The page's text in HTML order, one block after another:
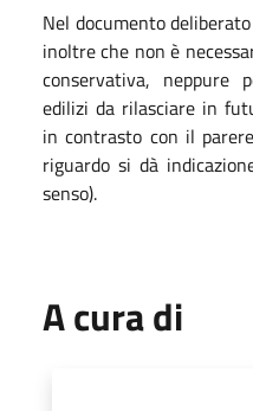
Nel documento
inoltre che non è
conservativa,
edilizi da rilasciare in
in contrasto con il
riguardo si dà
senso).
A cura di